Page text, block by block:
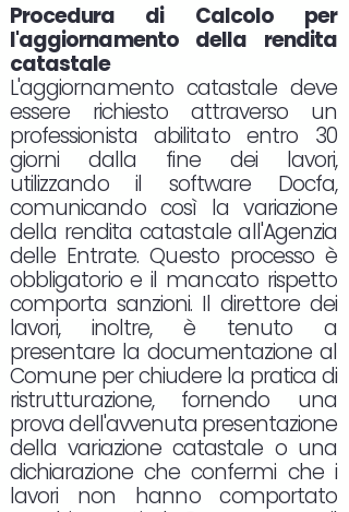
Procedura di Calcolo per
l'aggiornamento della rendita
catastale
L'aggiornamento catastale deve
essere richiesto attraverso un
professionista abilitato entro 30
giorni dalla fine dei lavori,
utilizzando il software Docfa,
comunicando così la variazione
della rendita catastale all'Agenzia
delle Entrate. Questo processo è
obbligatorio e il mancato rispetto
comporta sanzioni. Il direttore dei
lavori, inoltre, è tenuto a
presentare la documentazione al
Comune per chiudere la pratica di
ristrutturazione, fornendo una
prova dell'avvenuta presentazione
della variazione catastale o una
dichiarazione che confermi che i
lavori non hanno comportato